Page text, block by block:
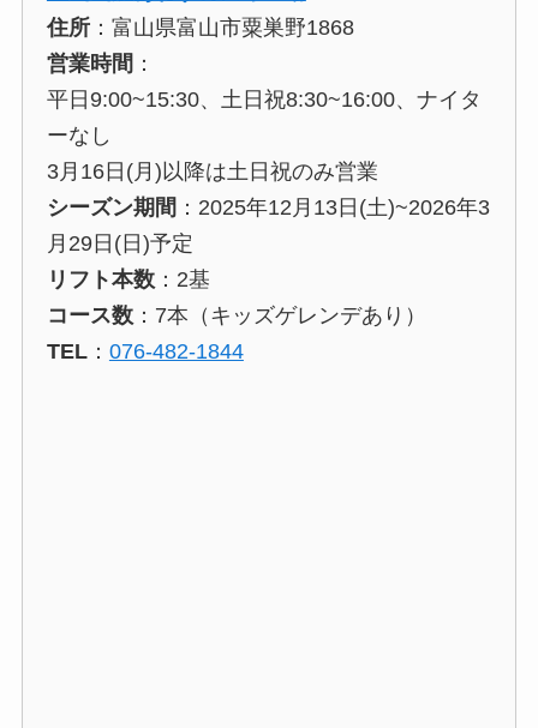
住所：富山県富山市粟巣野1868
営業時間 ：
平日9:00~15:30、土日祝8:30~16:00、ナイタ
ーなし
3月16日(月)以降は土日祝のみ営業
シーズン期間 ：2025年12月13日(土)~2026年3
月29日(日)予定
リフト本数：2基
コース数：7本（キッズゲレンデあり）
TEL： 076-482-1844